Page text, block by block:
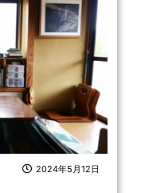
2024年5月12日
ー
ジ